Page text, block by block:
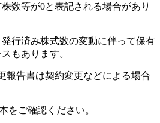
数等が0と表記される場合があり
行済み株式数の変動に伴って保有
もあります。
報告書は契約変更などによる場合
をご確認ください。